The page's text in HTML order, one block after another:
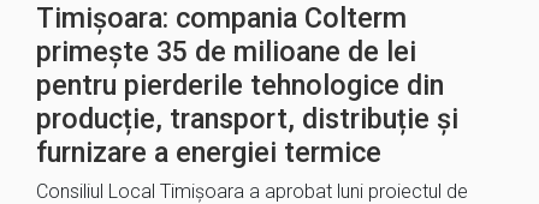
Timișoara: compania Colterm
primește 35 de milioane de lei
pentru pierderile tehnologice din
producție, transport, distribuție și
furnizare a energiei termice
Consiliul Local Timișoara a aprobat luni proiectul de